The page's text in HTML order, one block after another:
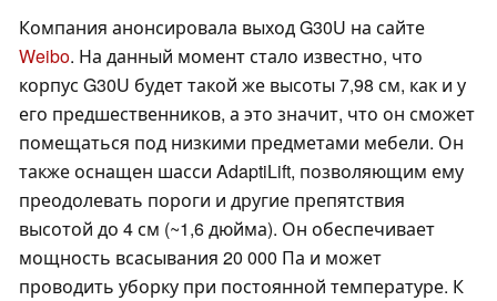
Компания анонсировала выход G30U на сайте
Weibo. На данный момент стало известно, что
корпус G30U будет такой же высоты 7,98 см, как и у
его предшественников, а это значит, что он сможет
помещаться под низкими предметами мебели. Он
также оснащен шасси AdaptiLift, позволяющим ему
преодолевать пороги и другие препятствия
высотой до 4 см (~1,6 дюйма). Он обеспечивает
мощность всасывания 20 000 Па и может
проводить уборку при постоянной температуре. К